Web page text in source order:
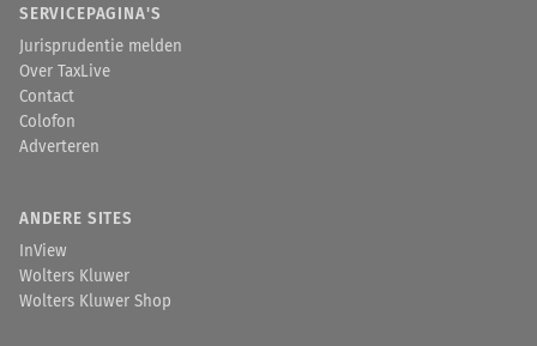
SERVICEPAGINA'S
Jurisprudentie melden
Over TaxLive
Contact
Colofon
Adverteren
ANDERE SITES
InView
Wolters Kluwer
Wolters Kluwer Shop